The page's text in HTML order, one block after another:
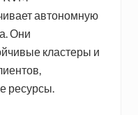
автономную
Они
кластеры и
ресурсы.